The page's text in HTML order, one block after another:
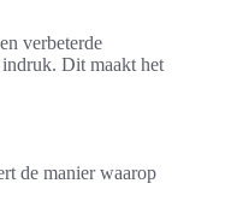
verbeterde
Dit maakt het
de manier waarop